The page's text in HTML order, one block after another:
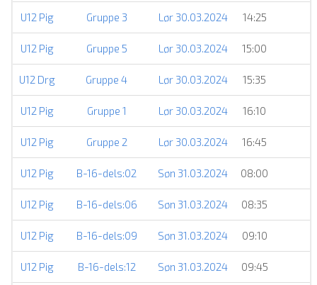
U12 Pig Gruppe 3 Lør 30.03.2024 14:25
U12 Pig Gruppe 5 Lør 30.03.2024 15:00
U12 Drg Gruppe 4 Lør 30.03.2024 15:35
U12 Pig Gruppe 1 Lør 30.03.2024 16:10
U12 Pig Gruppe 2 Lør 30.03.2024 16:45
U12 Pig B-16-dels:02 Søn 31.03.2024 08:00
U12 Pig B-16-dels:06 Søn 31.03.2024 08:35
U12 Pig B-16-dels:09 Søn 31.03.2024 09:10
U12 Pig B-16-dels:12 Søn 31.03.2024 09:45